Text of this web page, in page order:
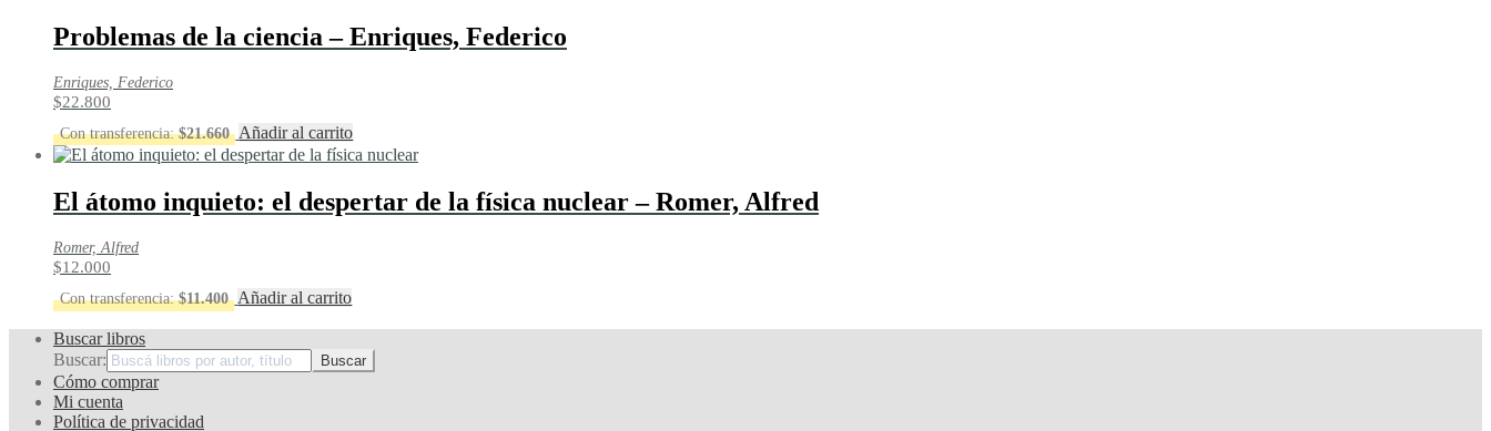
Problemas de la ciencia – Enriques, Federico
Enriques, Federico
$22.800
Con transferencia:$21.660 Añadir al carrito
El átomo inquieto: el despertar de la física nuclear – Romer, Alfred
Romer, Alfred
$12.000
Con transferencia:$11.400 Añadir al carrito
Buscar libros
Buscar:
Cómo comprar
Mi cuenta
Política de privacidad